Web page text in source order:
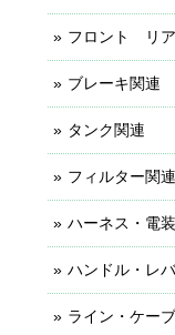
フロント リ
ブレーキ関連
タンク関連
フィルター関連
ハーネス・電
ハンドル・レ
ライン・ケー